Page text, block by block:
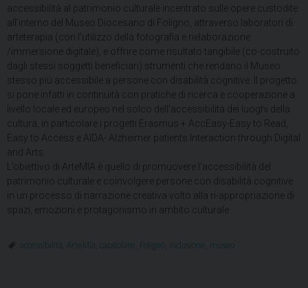
accessibilità al patrimonio culturale incentrato sulle opere custodite
all’interno del Museo Diocesano di Foligno, attraverso laboratori di
arteterapia (con l’utilizzo della fotografia e rielaborazione
/immersione digitale), e offrire come risultato tangibile (co-costruito
dagli stessi soggetti beneficiari) strumenti che rendano il Museo
stesso più accessibile a persone con disabilità cognitive. Il progetto
si pone infatti in continuità con pratiche di ricerca e cooperazione a
livello locale ed europeo nel solco dell’accessibilità dei luoghi della
cultura, in particolare i progetti Erasmus + AccEasy-Easy to Read,
Easy to Access e AIDA- Alzheimer patients Interaction through Digital
and Arts.
L’obiettivo di ArteMIA è quello di promuovere l’accessibilità del
patrimonio culturale e coinvolgere persone con disabilità cognitive
in un processo di narrazione creativa volto alla ri-appropriazione di
spazi, emozioni e protagonismo in ambito culturale.
accessibilità ArteMia capitolare Foligno inclusione museo